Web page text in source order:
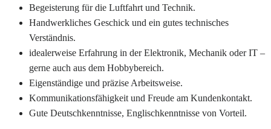
Begeisterung für die Luftfahrt und Technik.
Handwerkliches Geschick und ein gutes technisches
Verständnis.
idealerweise Erfahrung in der Elektronik, Mechanik oder IT –
gerne auch aus dem Hobbybereich.
Eigenständige und präzise Arbeitsweise.
Kommunikationsfähigkeit und Freude am Kundenkontakt.
Gute Deutschkenntnisse, Englischkenntnisse von Vorteil.